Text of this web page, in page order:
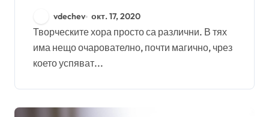
vdechev окт. 17, 2020
Творческите хора просто са различни. В тях
има нещо очарователно, почти магично, чрез
което успяват...